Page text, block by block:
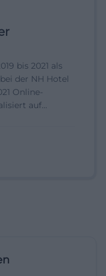
bis 2021 als
der NH Hotel
Online-
auf